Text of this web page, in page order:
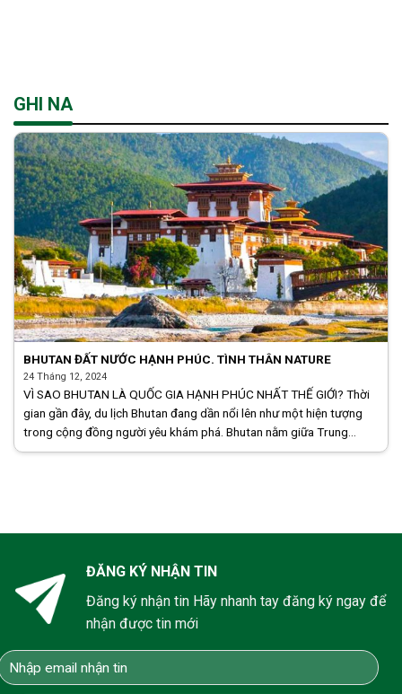
GHI NA
BHUTAN ĐẤT NƯỚC HẠNH PHÚC. TÌNH THÂN NATURE
24 Tháng 12, 2024
VÌ SAO BHUTAN LÀ QUỐC GIA HẠNH PHÚC NHẤT THẾ GIỚI? Thời
gian gần đây, du lịch Bhutan đang dần nổi lên như một hiện tượng
trong cộng đồng người yêu khám phá. Bhutan nằm giữa Trung
Quốc và Ấn [...]
ĐĂNG KÝ NHẬN TIN
Đăng ký nhận tin Hãy nhanh tay đăng ký ngay để
nhận được tin mới